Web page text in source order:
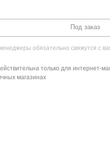
Под заказ
обязательно свяжутся с
только для интернет-
магазинах